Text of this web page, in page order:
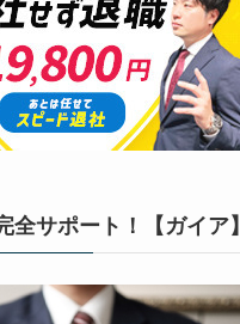
全サポート！【ガイア】